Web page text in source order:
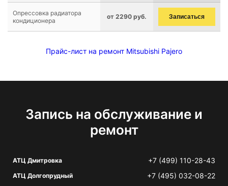
Опрессовка радиатора
кондиционера
от 2290 руб. Записаться
Прайс-лист на ремонт Mitsubishi Pajero
Запись на обслуживание и
ремонт
АТЦ Дмитровка +7 (499) 110-28-43
АТЦ Долгопрудный +7 (495) 032-08-22